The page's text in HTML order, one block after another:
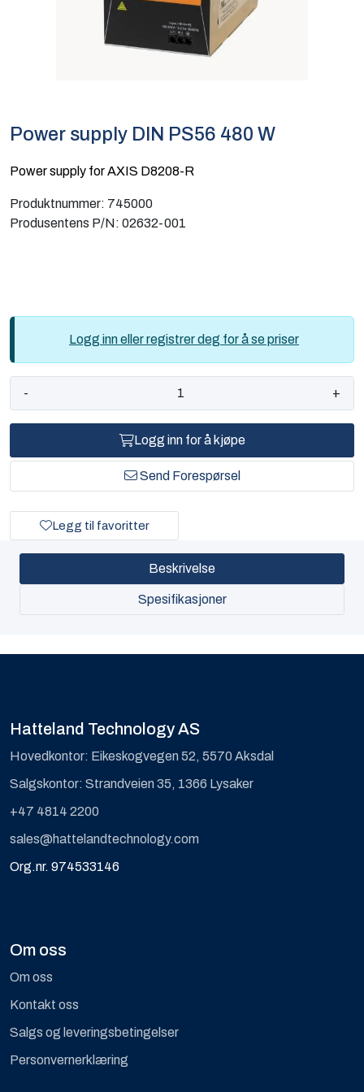
Power supply DIN PS56 480 W
Power supply for AXIS D8208-R
Produktnummer: 745000
Produsentens P/N: 02632-001
Logg inn eller registrer deg for å se priser
- +
Logg inn for å kjøpe
Send Forespørsel
Legg til favoritter
Beskrivelse
Spesifikasjoner
Hatteland Technology AS
Hovedkontor: Eikeskogvegen 52, 5570 Aksdal
Salgskontor: Strandveien 35, 1366 Lysaker
+47 4814 2200
sales@hattelandtechnology.com
Org.nr. 974533146
Om oss
Om oss
Kontakt oss
Salgs og leveringsbetingelser
Personvernerklæring